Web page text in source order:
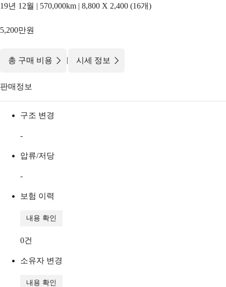
19년 12월 | 570,000km | 8,800 X 2,400 (16개)
5,200만원
총 구매 비용 | 시세 정보
판매정보
구조 변경
-
압류/저당
-
보험 이력
내용 확인
0건
소유자 변경
내용 확인